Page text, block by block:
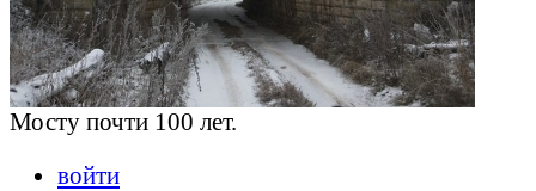
Мосту почти 100 лет.
войти